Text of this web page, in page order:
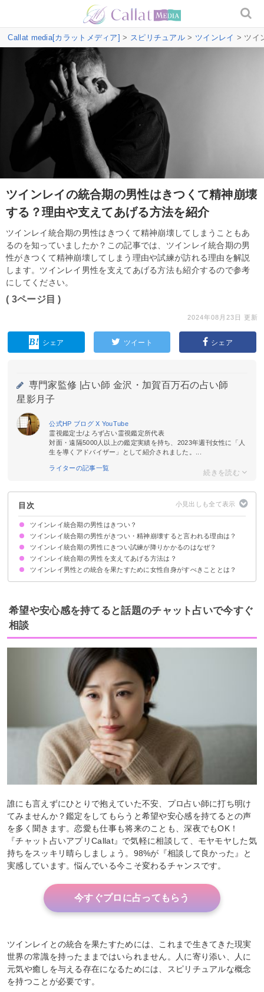
Callat media[カラットメディア] > スピリチュアル > ツインレイ > ツイ
ツインレイの統合期の男性はきつくて精神崩壊
する？理由や支えてあげる方法を紹介
ツインレイ統合期の男性はきつくて精神崩壊してしまうこともあ
るのを知っていましたか？この記事では、ツインレイ統合期の男
性がきつくて精神崩壊してしまう理由や試練が訪れる理由を解説
します。ツインレイ男性を支えてあげる方法も紹介するので参考
にしてください。
( 3ページ目 )
2024年08月23日 更新
シェア ツイート シェア
専門家監修 | 占い師 金沢・加賀百万石の占い師
星影月子
公式HP ブログX YouTube
霊視鑑定士/よろず占い霊視鑑定所代表
対面・遠隔5000人以上の鑑定実績を持ち、2023年週刊女性に「人
生を導くアドバイザー」として紹介されました。...
ライターの記事一覧
目次
ツインレイ統合期の男性はきつい？
ツインレイ統合期の男性がきつい・精神崩壊すると言われる理由は？
それまでの価値観が大きく崩壊するから
相手を再び失う恐怖に苛まれる
謎の体調不良に見舞われるケースがある
他の女性からの誘惑が増える
自信を失うような出来事が起きる
大きな環境の変化が起きる
ツインレイ統合期の男性にきつい試練が降りかかるのはなぜ？
統合にあたり自身の精神的な成長が必要なため
スピリチュアリティを高めるため
ツインレイとのつながりを強固なものにするため
これまでの価値観やエゴを手放すため
人生の方向転換が必要なため
ツインレイ統合期の男性を支えてあげる方法は？
ツインレイ男性とコミュニケーションを取り続ける
きつい状況を理解して共感してあげる
自分の気持ちを素直に伝え続ける
離れていても愛のエネルギーを送り続ける
安定した時間を一緒に過ごす
自分自身も安定した生活を送る
ツインレイ男性との統合を果たすために女性自身がすべきこととは？
自身のネガティブな感情を浄化する
精神的・経済的に自立する
変化に柔軟に対応する
希望や安心感を持てると話題のチャット占いで今すぐ
相談
誰にも言えずにひとりで抱えていた不安、プロ占い師に打ち明け
てみませんか？鑑定をしてもらうと希望や安心感を持てるとの声
を多く聞きます。恋愛も仕事も将来のことも、深夜でもOK！
『チャット占いアプリCallat』で気軽に相談して、モヤモヤした気
持ちをスッキリ晴らしましょう。98%が『相談して良かった』と
実感しています。悩んでいる今こそ変わるチャンスです。
今すぐプロに占ってもらう
ツインレイとの統合を果たすためには、これまで生きてきた現実
世界の常識を持ったままではいられません。人に寄り添い、人に
元気や癒しを与える存在になるためには、スピリチュアルな概念
を持つことが必要です。